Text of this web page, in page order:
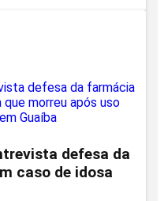
defesa da
caso de idosa